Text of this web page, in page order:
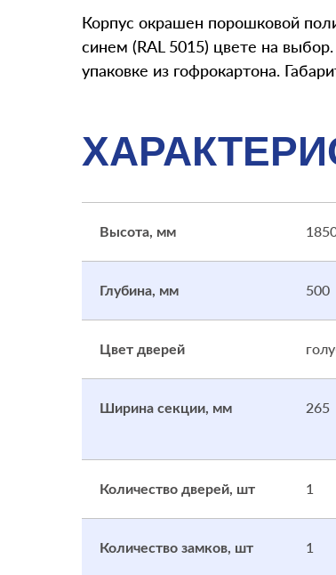
Корпус окрашен порошковой
синем (RAL 5015) цвете на
упаковке из гофрокартона.
Высота, мм
Глубина, мм 500
Цвет дверей
Ширина секции, мм 265
Количество дверей, шт 1
Количество замков, шт 1